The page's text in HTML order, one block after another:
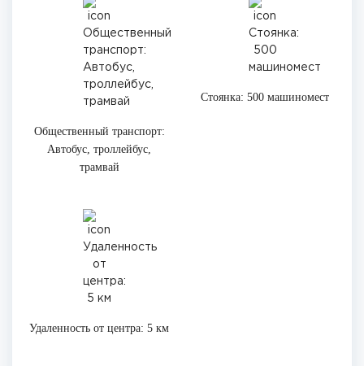
Общественный транспорт:
Автобус, троллейбус,
трамвай
Стоянка: 500 машиномест
Удаленность от центра: 5 км